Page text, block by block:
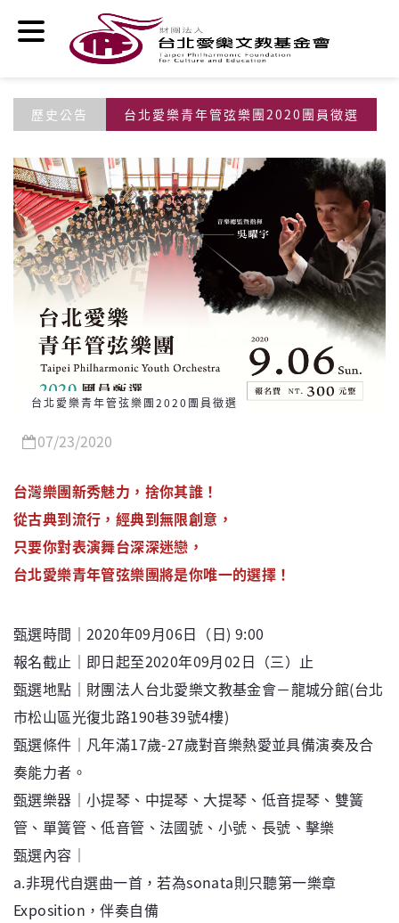
歷史公告 台北愛樂青年管弦樂團2020團員徵選
台北愛樂青年管弦樂團2020團員徵選
07/23/2020
台灣樂團新秀魅力，捨你其誰！
從古典到流行，經典到無限創意，
只要你對表演舞台深深迷戀，
台北愛樂青年管弦樂團將是你唯一的選擇！
甄選時間｜2020年09月06日（日) 9:00
報名截止｜即日起至2020年09月02日（三）止
甄選地點｜財團法人台北愛樂文教基金會－龍城分館(台北
市松山區光復北路190巷39號4樓)
甄選條件｜凡年滿17歲-27歲對音樂熱愛並具備演奏及合
奏能力者。
甄選樂器｜小提琴、中提琴、大提琴、低音提琴、雙簧
管、單簧管、低音管、法國號、小號、長號、擊樂
甄選內容｜
a.非現代自選曲一首，若為sonata則只聽第一樂章
Exposition，伴奏自備